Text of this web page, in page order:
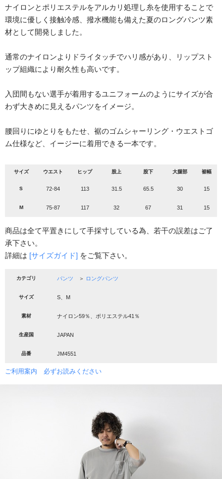
ナイロンとポリエステルをアルカリ処理し糸を使用することで
環境に優しく接触冷感、撥水機能も備えた夏のロングパンツ素
材として開発しました。
通常のナイロンよりドライタッチでハリ感があり、リップスト
ップ組織により耐久性も高いです。
入団間もない選手が着用するユニフォームのようにサイズが合
わず大きめに見えるパンツをイメージ。
腰回りにゆとりをもたせ、裾のゴムシャーリング・ウエストゴ
ム仕様など、イージーに着用できる一本です。
サイズ ウエスト ヒップ 股上 股下 大腿部 裾幅
S 72-84 113 31.5 65.5 30 15
M 75-87 117 32 67 31 15
商品は全て平置きにして手採寸している為、若干の誤差はご了
承下さい。
詳細は [サイズガイド] をご覧下さい。
カテゴリ パンツ ＞ ロングパンツ
サイズ S、M
素材 ナイロン59％、ポリエステル41％
生産国 JAPAN
品番 JM4551
ご利用案内 必ずお読みください